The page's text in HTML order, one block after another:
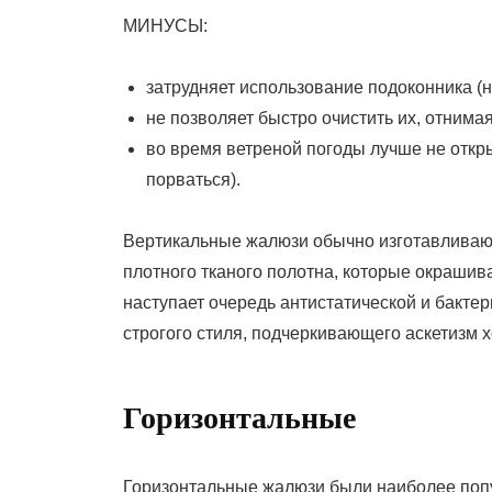
МИНУСЫ:
затрудняет использование подоконника
не позволяет быстро очистить их,
во время ветреной погоды лучше не
порваться).
Вертикальные жалюзи обычно
плотного тканого полотна, которые
наступает очередь антистатической и
строгого стиля, подчеркивающего аскетизм
Горизонтальные
Горизонтальные жалюзи были наиболее